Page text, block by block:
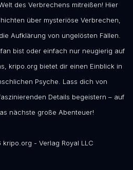
des Verbrechens mitreißen! Hier
über mysteriöse Verbrechen,
Aufklärung von ungelösten Fällen.
bist oder einfach nur neugierig auf
kripo.org bietet dir einen Einblick in
Psyche. Lass dich von
Details begeistern – auf
nächste große Abenteuer!
- Verlag Royal LLC